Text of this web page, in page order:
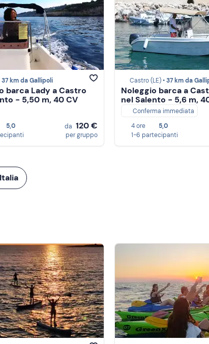
37 km da Gallipoli
barca Lady a Castro
- 5,50 m, 40 CV
5,0
da 120 €
per gruppo
Castro (LE) •37 km da
Noleggio barca a
nel Salento - 5,6 m,
Conferma immediata
4 ore
5,0
1-6 partecipanti